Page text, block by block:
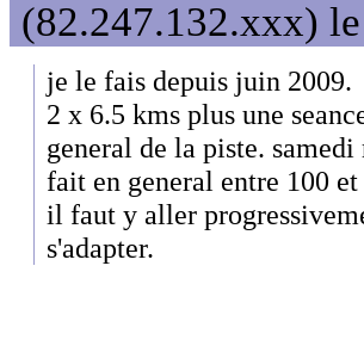
(82.247.132.xxx)
je le fais depuis juin 2009.
2 x 6.5 kms plus une
general de la piste.
fait en general entre 100
il faut y aller
s'adapter.